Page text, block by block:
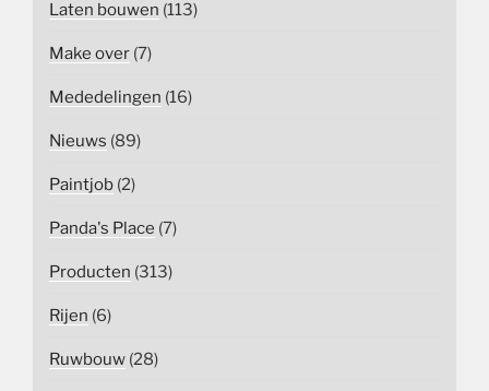
Laten bouwen (113)
Make over (7)
Mededelingen (16)
Nieuws (89)
Paintjob (2)
Panda's Place (7)
Producten (313)
Rijen (6)
Ruwbouw (28)